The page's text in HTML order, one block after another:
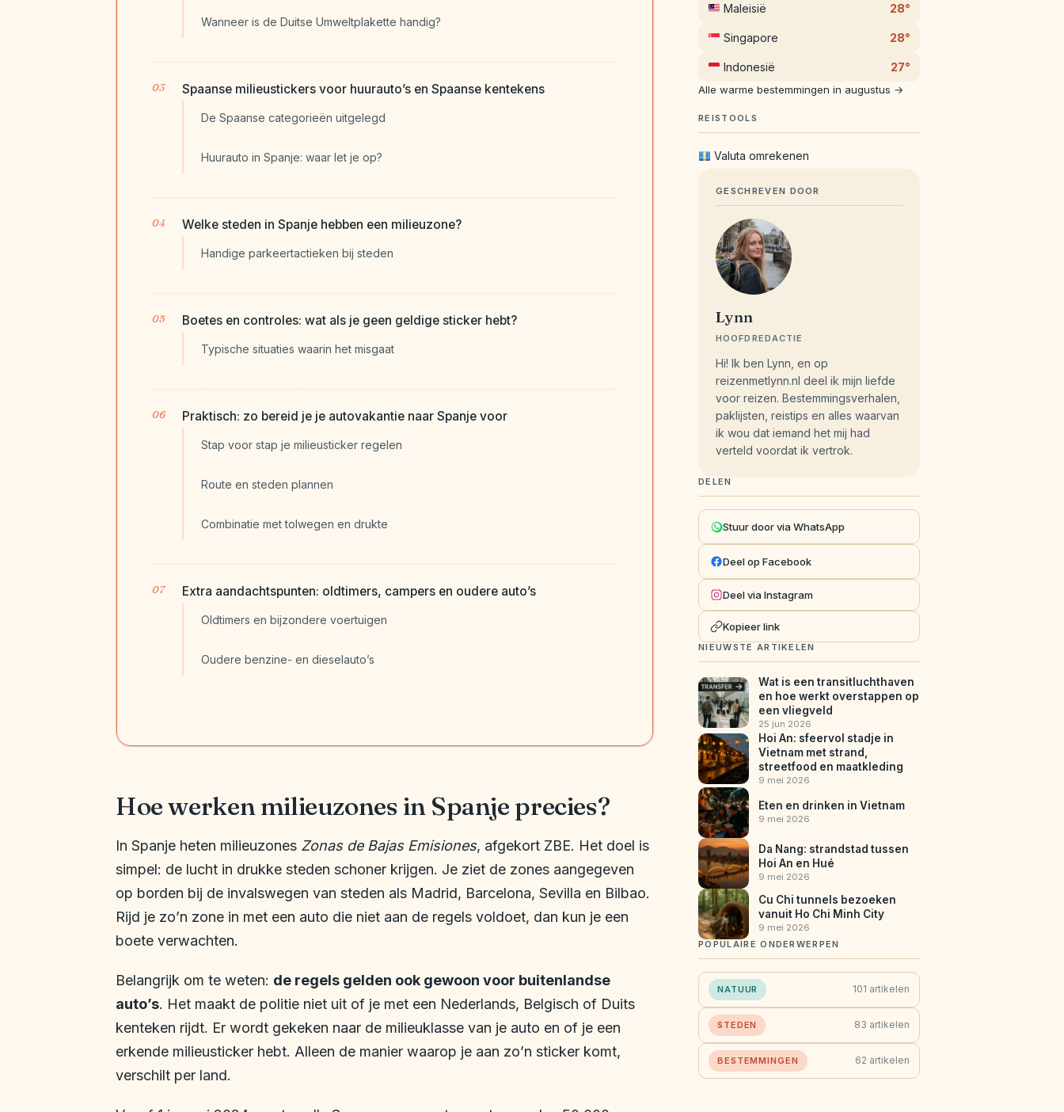
Wanneer is de Duitse Umweltplakette handig?
Spaanse milieustickers voor huurauto’s en Spaanse kentekens
De Spaanse categorieën uitgelegd
Huurauto in Spanje: waar let je op?
Welke steden in Spanje hebben een milieuzone?
Handige parkeertactieken bij steden
Boetes en controles: wat als je geen geldige sticker hebt?
Typische situaties waarin het misgaat
Praktisch: zo bereid je je autovakantie naar Spanje voor
Stap voor stap je milieusticker regelen
Route en steden plannen
Combinatie met tolwegen en drukte
Extra aandachtspunten: oldtimers, campers en oudere auto’s
Oldtimers en bijzondere voertuigen
Oudere benzine- en dieselauto’s
Hoe werken milieuzones in Spanje precies?
In Spanje heten milieuzones Zonas de Bajas Emisiones, afgekort ZBE. Het doel is
simpel: de lucht in drukke steden schoner krijgen. Je ziet de zones aangegeven
op borden bij de invalswegen van steden als Madrid, Barcelona, Sevilla en Bilbao.
Rijd je zo’n zone in met een auto die niet aan de regels voldoet, dan kun je een
boete verwachten.
Belangrijk om te weten: de regels gelden ook gewoon voor buitenlandse
auto’s. Het maakt de politie niet uit of je met een Nederlands, Belgisch of Duits
kenteken rijdt. Er wordt gekeken naar de milieuklasse van je auto en of je een
erkende milieusticker hebt. Alleen de manier waarop je aan zo’n sticker komt,
verschilt per land.
Maleisië 28°
Singapore 28°
Indonesië 27°
Alle warme bestemmingen in augustus →
REISTOOLS
Valuta omrekenen
GESCHREVEN DOOR
Lynn
HOOFDREDACTIE
Hi! Ik ben Lynn, en op
reizenmetlynn.nl deel ik mijn liefde
voor reizen. Bestemmingsverhalen,
paklijsten, reistips en alles waarvan
ik wou dat iemand het mij had
verteld voordat ik vertrok.
DELEN
Stuur door via WhatsApp
Deel op Facebook
Deel via Instagram
Kopieer link
NIEUWSTE ARTIKELEN
Wat is een transitluchthaven
en hoe werkt overstappen op
een vliegveld
25 jun 2026
Hoi An: sfeervol stadje in
Vietnam met strand,
streetfood en maatkleding
9 mei 2026
Eten en drinken in Vietnam
9 mei 2026
Da Nang: strandstad tussen
Hoi An en Hué
9 mei 2026
Cu Chi tunnels bezoeken
vanuit Ho Chi Minh City
9 mei 2026
POPULAIRE ONDERWERPEN
NATUUR 101 artikelen
STEDEN 83 artikelen
BESTEMMINGEN 62 artikelen